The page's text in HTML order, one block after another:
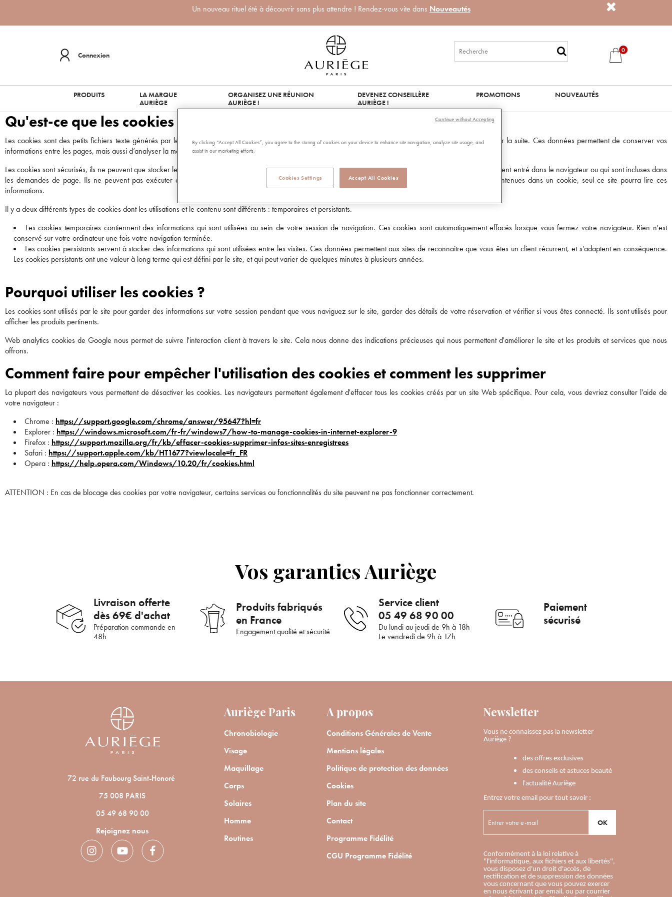
Un nouveau rituel été à découvrir sans plus attendre ! Rendez-vous vite dans Nouveautés
Connexion
0
PRODUITS
LA MARQUE
AURIÈGE
ORGANISEZ UNE RÉUNION
AURIÈGE !
DEVENEZ CONSEILLÈRE
AURIÈGE !
PROMOTIONS NOUVEAUTÉS
ANNULER OUI
Qu'est-ce que les cookies ?
Les cookies sont des petits fichiers texte générés par les sites internet que vous visitez, et qui permettent de conserver des données qui peuvent être utiles par la suite. Ces données permettent de conserver vos
informations entre les pages, mais aussi d’analyser la manière donc vous interagissez avec le site.
Les cookies sont sécurisés, ils ne peuvent que stocker les informations qui sont mises à disposition par le navigateur, informations que l’utilisateur aura préalablement entré dans le navigateur ou qui sont incluses dans
les demandes de page. Ils ne peuvent pas exécuter de code et ni être utilisés pour accéder à votre ordinateur. Si un site Web crypte des informations contenues dans un cookie, seul ce site pourra lire ces
informations.
Il y a deux différents types de cookies dont les utilisations et le contenu sont différents : temporaires et persistants.
Les cookies temporaires contiennent des informations qui sont utilisées au sein de votre session de navigation. Ces cookies sont automatiquement effacés lorsque vous fermez votre navigateur. Rien n'est
conservé sur votre ordinateur une fois votre navigation terminée.
Les cookies persistants servent à stocker des informations qui sont utilisées entre les visites. Ces données permettent aux sites de reconnaître que vous êtes un client récurrent, et s’adaptent en conséquence.
Les cookies persistants ont une valeur à long terme qui est défini par le site, et qui peut varier de quelques minutes à plusieurs années.
Pourquoi utiliser les cookies ?
Les cookies sont utilisés par le site pour garder des informations sur votre session pendant que vous naviguez sur le site, garder des détails de votre réservation et vérifier si vous êtes connecté. Ils sont utilisés pour
afficher les produits pertinents.
Web analytics cookies de Google nous permet de suivre l'interaction client à travers le site. Cela nous donne des indications précieuses qui nous permettent d'améliorer le site et les produits et services que nous
offrons.
Comment faire pour empêcher l'utilisation des cookies et comment les supprimer
La plupart des navigateurs vous permettent de désactiver les cookies. Les navigateurs permettent également d'effacer tous les cookies créés par un site Web spécifique. Pour cela, vous devriez consulter l'aide de
votre navigateur :
Chrome : https://support.google.com/chrome/answer/95647?hl=fr
Explorer : https://windows.microsoft.com/fr-fr/windows7/how-to-manage-cookies-in-internet-explorer-9
Firefox : https://support.mozilla.org/fr/kb/effacer-cookies-supprimer-infos-sites-enregistrees
Safari : https://support.apple.com/kb/HT1677?viewlocale=fr_FR
Opera : https://help.opera.com/Windows/10.20/fr/cookies.html
ATTENTION : En cas de blocage des cookies par votre navigateur, certains services ou fonctionnalités du site peuvent ne pas fonctionner correctement.
Vos garanties Auriège
Livraison offerte
dès 69€ d'achat
Préparation commande en
48h
Produits fabriqués
en France
Engagement qualité et sécurité
Service client
05 49 68 90 00
Du lundi au jeudi de 9h à 18h
Le vendredi de 9h à 17h
Paiement
sécurisé
72 rue du Faubourg Saint-Honoré
75 008 PARIS
05 49 68 90 00
Rejoignez nous
Auriège Paris
Chronobiologie
Visage
Maquillage
Corps
Solaires
Homme
Routines
A propos
Conditions Générales de Vente
Mentions légales
Politique de protection des données
Cookies
Plan du site
Contact
Programme Fidélité
CGU Programme Fidélité
Newsletter
Vous ne connaissez pas la newsletter
Auriège ?
des offres exclusives
des conseils et astuces beauté
l'actualité Auriège
Entrez votre email pour tout savoir :
OK
Conformément à la loi relative à
"l'informatique, aux fichiers et aux libertés",
vous disposez d'un droit d'accès, de
rectification et de suppression des données
vous concernant que vous pouvez exercer
en nous écrivant par email, ou par courrier
Bienvenue !
JE M’INSCRIS
En renseignant votre adresse e-mail, vous acceptez de recevoir des communications par e-mail
de la part d’Auriège.
By clicking “Accept All Cookies”, you agree to the storing of cookies on your device to enhance site navigation, analyze site usage, and
assist in our marketing efforts.
Accept All Cookies
Cookies Settings
Continue without Accepting